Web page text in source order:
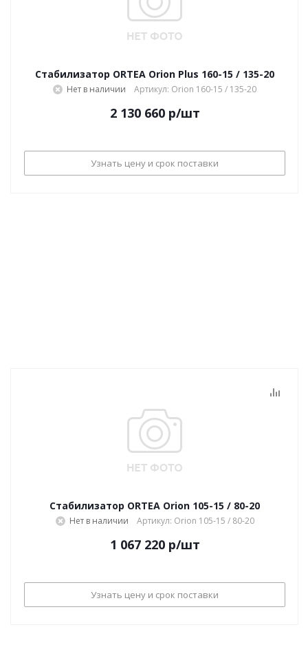
Стабилизатор ORTEA Orion Plus 160-15 / 135-20
Нет в наличии Артикул: Orion 160-15 / 135-20
2 130 660р/шт
Узнать цену и срок поставки
Стабилизатор ORTEA Orion 105-15 / 80-20
Нет в наличии Артикул: Orion 105-15 / 80-20
1 067 220р/шт
Узнать цену и срок поставки